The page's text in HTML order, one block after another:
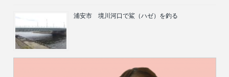
浦安市 境川河口で鯊（ハゼ）を釣る